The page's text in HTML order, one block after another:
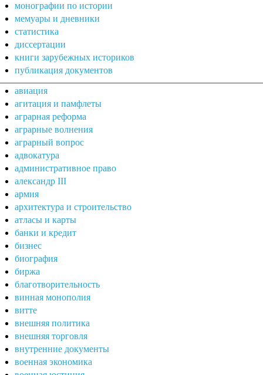
монографии по истории
мемуары и дневники
статистика
диссертации
книги зарубежных историков
публикация документов
авиация
агитация и памфлеты
аграрная реформа
аграрные волнения
аграрный вопрос
адвокатура
административное право
александр III
армия
архитектура и строительство
атласы и карты
банки и кредит
бизнес
биография
биржа
благотворительность
винная монополия
витте
внешняя политика
внешняя торговля
внутренние документы
военная экономика